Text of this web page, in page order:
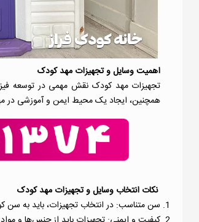
اهمیت وسایل و تجهیزات مهد کودک
تجهیزات مهد کودک نقش مهمی در توسعه
همچنین، ایجاد یک محیط ایمن و آموزشی در
نکات انتخاب وسایل و تجهیزات مهد کودک
سن متناسب: در انتخاب تجهیزات، باید به سن